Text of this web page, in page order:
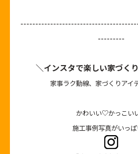
---------
＼インスタで楽しい家づく
家事ラク動線、家づくりアイ
かわいい♡かっこい
施工事例写真がいっぱ